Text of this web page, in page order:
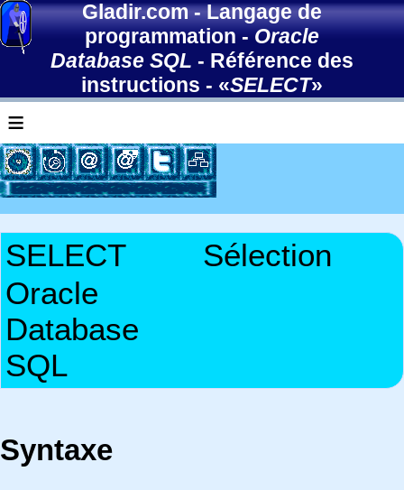
Gladir.com-Langage de
programmation-Oracle
Database SQL - Référence des
instructions - «SELECT»
≡
SELECT
Sélection
Oracle
Database
SQL
Syntaxe